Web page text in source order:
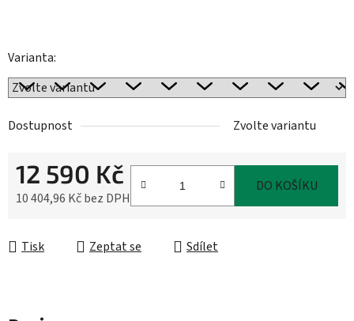
Varianta:
Dostupnost Zvolte variantu
12 590 Kč
10 404,96 Kč bez DPH
DO KOŠÍKU
Tisk Zeptat se Sdílet